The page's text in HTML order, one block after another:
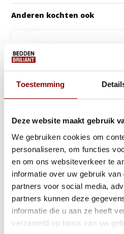
Toestemming
Deze website maakt gebruik
We gebruiken cookies om
personaliseren, om functies
en om ons websiteverkeer te
informatie over uw gebruik
partners voor social media,
partners kunnen deze
informatie die u aan ze heeft
verzameld op basis van uw
Anderen kochten ook
Teddy - plaid Poeder Roze
200)